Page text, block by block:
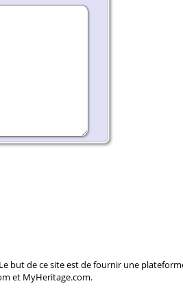
Le but de ce site est de fournir une
et MyHeritage.com.